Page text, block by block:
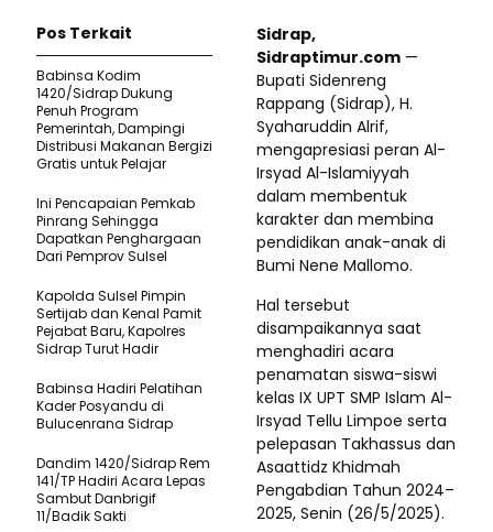
Sidrap,
Sidraptimur.com —
Bupati Sidenreng
Rappang (Sidrap), H.
Syaharuddin Alrif,
mengapresiasi peran Al-
Irsyad Al-Islamiyyah
dalam membentuk
karakter dan membina
pendidikan anak-anak di
Bumi Nene Mallomo.
Hal tersebut
disampaikannya saat
menghadiri acara
penamatan siswa-siswi
kelas IX UPT SMP Islam Al-
Irsyad Tellu Limpoe serta
pelepasan Takhassus dan
Asaattidz Khidmah
Pengabdian Tahun 2024–
2025, Senin (26/5/2025).
Pos Terkait
Babinsa Kodim
1420/Sidrap Dukung
Penuh Program
Pemerintah, Dampingi
Distribusi Makanan Bergizi
Gratis untuk Pelajar
Ini Pencapaian Pemkab
Pinrang Sehingga
Dapatkan Penghargaan
Dari Pemprov Sulsel
Kapolda Sulsel Pimpin
Sertijab dan Kenal Pamit
Pejabat Baru, Kapolres
Sidrap Turut Hadir
Babinsa Hadiri Pelatihan
Kader Posyandu di
Bulucenrana Sidrap
Dandim 1420/Sidrap Rem
141/TP Hadiri Acara Lepas
Sambut Danbrigif
11/Badik Sakti